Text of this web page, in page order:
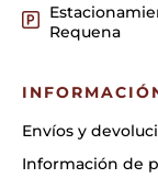
Requena
Envíos y
Información de